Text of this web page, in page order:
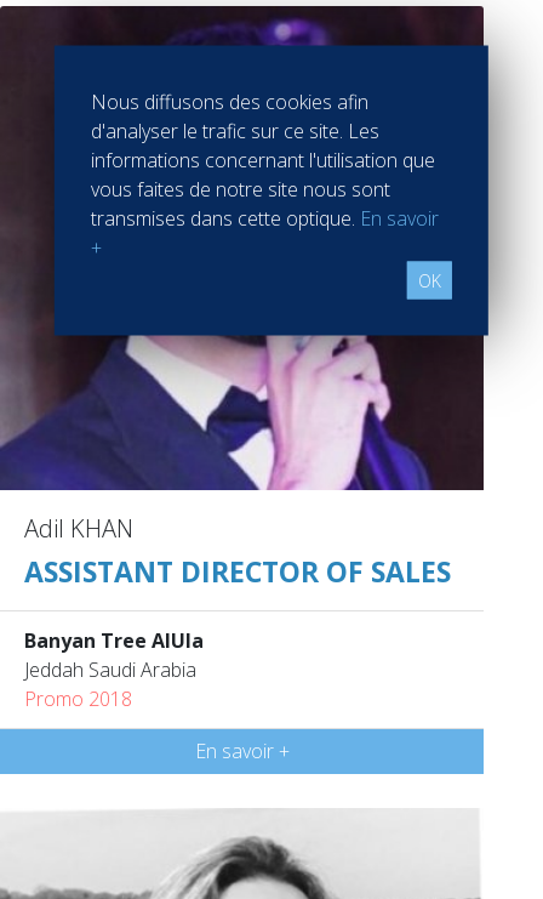
Adil KHAN
ASSISTANT DIRECTOR OF SALES
Banyan Tree AIUla
Jeddah Saudi Arabia
Promo 2018
En savoir +
Nous diffusons des cookies afin
d'analyser le trafic sur ce site. Les
informations concernant l'utilisation que
vous faites de notre site nous sont
transmises dans cette optique. En savoir
+
OK